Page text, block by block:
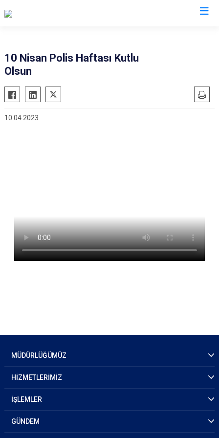
10 Nisan Polis Haftası Kutlu
Olsun
10.04.2023
MÜDÜRLÜĞÜMÜZ
HİZMETLERİMİZ
İŞLEMLER
GÜNDEM